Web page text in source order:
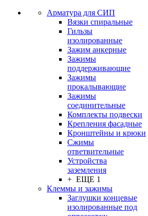
Арматура для СИП
Вязки спиральные
Гильзы
изолированные
Зажим анкерные
Зажимы
поддерживающие
Зажимы
прокалывающие
Зажимы
соединительные
Комплекты подвески
Крепления фасадные
Кронштейны и крюки
Сжимы
ответвительные
Устройства
заземления
+ ЕЩЕ 1
Клеммы и зажимы
Заглушки концевые
изолированные под